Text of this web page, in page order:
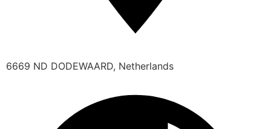
6669 ND DODEWAARD, Netherlands